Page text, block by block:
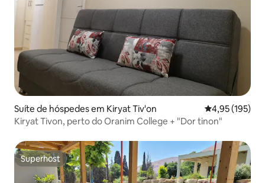
Suíte de hóspedes em Kiryat Tiv'on Classificação
4,95 (195)
Kiryat Tivon, perto do Oranim College + "Dor tinon"
Superhost
Superhost